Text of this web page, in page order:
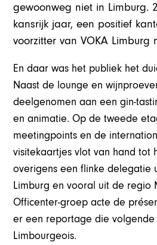
gewoonweg niet in Limburg.
kansrijk jaar, een positief
voorzitter van VOKA Limburg
En daar was het publiek het
Naast de lounge en
deelgenomen aan een gin-
en animatie. Op de tweede
meetingpoints en de
visitekaartjes vlot van hand tot
overigens een flinke delegatie
Limburg en vooral uit de regio
Officenter-groep acte de
er een reportage die volgende
Limbourgeois.